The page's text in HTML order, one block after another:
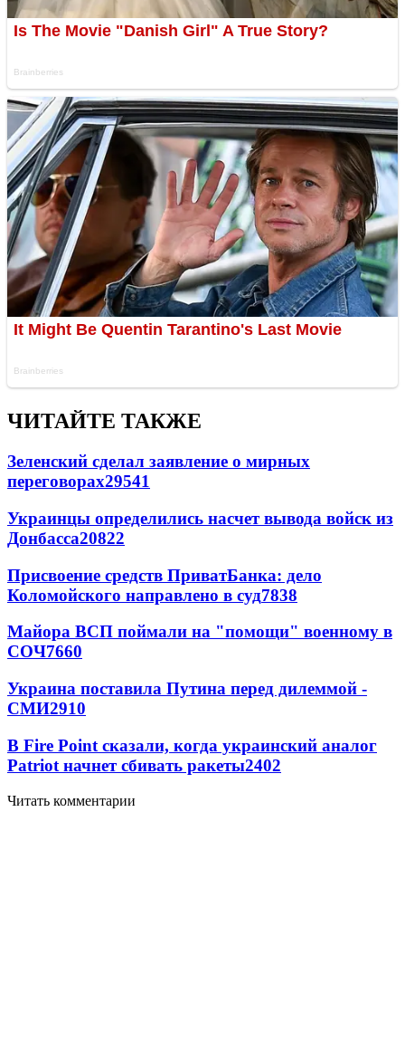
ЧИТАЙТЕ ТАКЖЕ
Зеленский сделал заявление о мирных
переговорах29541
Украинцы определились насчет вывода войск из
Донбасса20822
Присвоение средств ПриватБанка: дело
Коломойского направлено в суд7838
Майора ВСП поймали на "помощи" военному в
СОЧ7660
Украина поставила Путина перед дилеммой -
СМИ2910
В Fire Point сказали, когда украинский аналог
Patriot начнет сбивать ракеты2402
Читать комментарии